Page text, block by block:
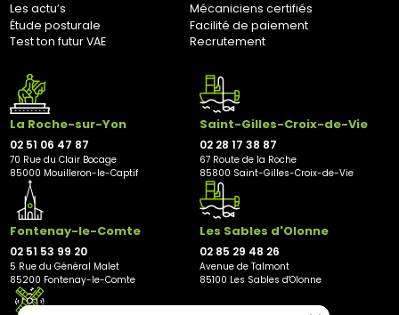
Les actu’s
Mécaniciens certifiés
Étude posturale
Facilité de paiement
Test ton futur VAE
Recrutement
La Roche-sur-Yon
02 51 06 47 87
70 Rue du Clair Bocage
85000 Mouilleron-le-Captif
Saint-Gilles-Croix-de-Vie
02 28 17 38 87
67 Route de la Roche
85800 Saint-Gilles-Croix-de-Vie
Fontenay-le-Comte
02 51 53 99 20
5 Rue du Général Malet
85200 Fontenay-le-Comte
Les Sables d'Olonne
02 85 29 48 26
Avenue de Talmont
85100 Les Sables d'Olonne